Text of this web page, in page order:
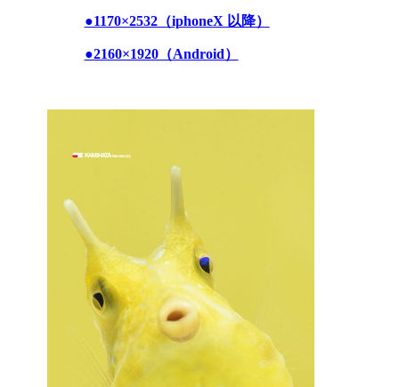
●1170×2532（iphoneX 以降）
●2160×1920（Android）